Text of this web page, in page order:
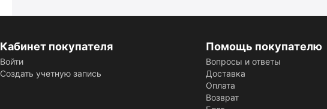
Кабинет покупателя
Войти
Создать учетную запись
Помощь покупателю
Вопросы и ответы
Доставка
Оплата
Возврат